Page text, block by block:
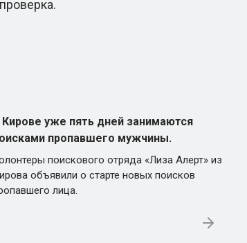
Кирове уже пять дней занимаются
пропавшего мужчины.
поискового отряда «Лиза Алерт» из
объявили о старте новых поисков
лица.